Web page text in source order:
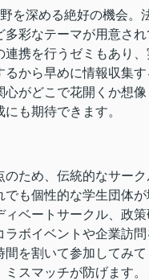
を深める絶好の機会。
彩なテーマが用意さ
携を行うゼミもあり、
から早めに情報収集
がどこで花開くか想
も期待できます。
ため、伝統的なサー
も個性的な学生団体が
ベートサークル、政
ボイベントや企業訪問
を割いて参加してみ
スマッチが防げます